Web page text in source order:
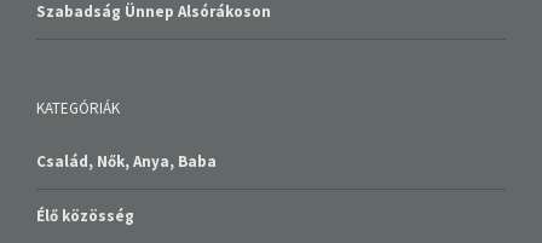
Szabadság Ünnep Alsórákoson
KATEGÓRIÁK
Család, Nők, Anya, Baba
Élő közösség